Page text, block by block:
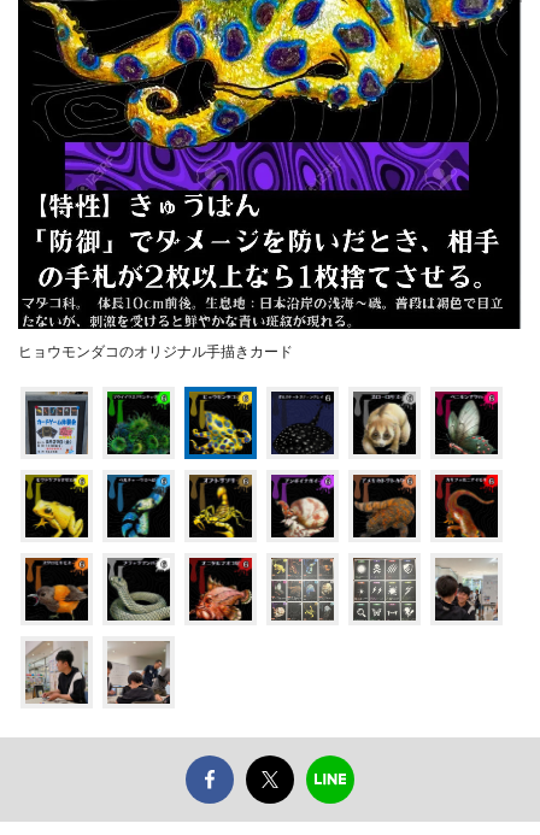
ヒョウモンダコのオリジナル手描きカード